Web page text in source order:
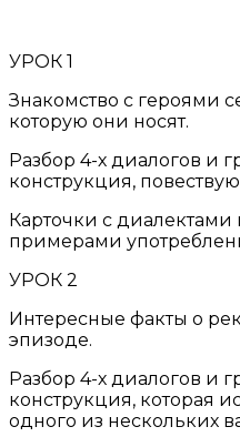
УРОК 1
Знакомство с героями
которую они носят.
Разбор 4-х диалогов и
конструкция,
Карточки с диалектами
примерами
УРОК 2
Интересные факты о
эпизоде.
Разбор 4-х диалогов и
конструкция, которая
одного из нескольких